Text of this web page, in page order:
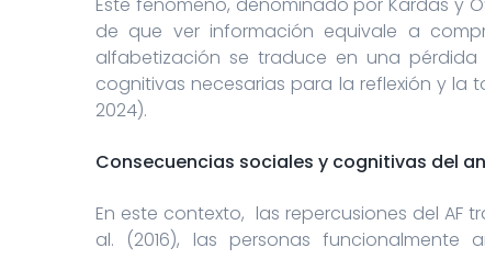
de que ver información equivale a
alfabetización se traduce en una
cognitivas necesarias para la reflexión y la
2024).
Consecuencias sociales y cognitivas del
En este contexto, las repercusiones del AF
al. (2016), las personas funcionalmente